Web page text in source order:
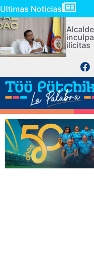
Ultimas Noticias
ilícitas